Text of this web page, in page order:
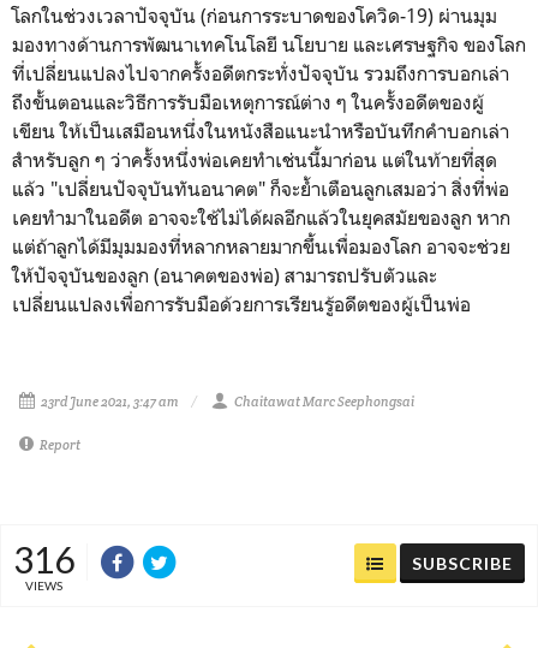
โลกในช่วงเวลาปัจจุบัน (ก่อนการระบาดของโควิด-19) ผ่านมุม
มองทางด้านการพัฒนาเทคโนโลยี นโยบาย และเศรษฐกิจ ของโลก
ที่เปลี่ยนแปลงไปจากครั้งอดีตกระทั่งปัจจุบัน รวมถึงการบอกเล่า
ถึงขั้นตอนและวิธีการรับมือเหตุการณ์ต่าง ๆ ในครั้งอดีตของผู้
เขียน ให้เป็นเสมือนหนึ่งในหนังสือแนะนำหรือบันทึกคำบอกเล่า
สำหรับลูก ๆ ว่าครั้งหนึ่งพ่อเคยทำเช่นนี้มาก่อน แต่ในท้ายที่สุด
แล้ว "เปลี่ยนปัจจุบันทันอนาคต" ก็จะย้ำเตือนลูกเสมอว่า สิ่งที่พ่อ
เคยทำมาในอดีต อาจจะใช้ไม่ได้ผลอีกแล้วในยุคสมัยของลูก หาก
แต่ถ้าลูกได้มีมุมมองที่หลากหลายมากขึ้นเพื่อมองโลก อาจจะช่วย
ให้ปัจจุบันของลูก (อนาคตของพ่อ) สามารถปรับตัวและ
เปลี่ยนแปลงเพื่อการรับมือด้วยการเรียนรู้อดีตของผู้เป็นพ่อ
23rd June 2021, 3:47 am Chaitawat Marc Seephongsai
Report
316
VIEWS
SUBSCRIBE